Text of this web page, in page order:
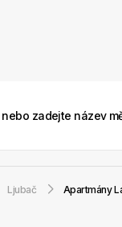
Ljubač Apartmány